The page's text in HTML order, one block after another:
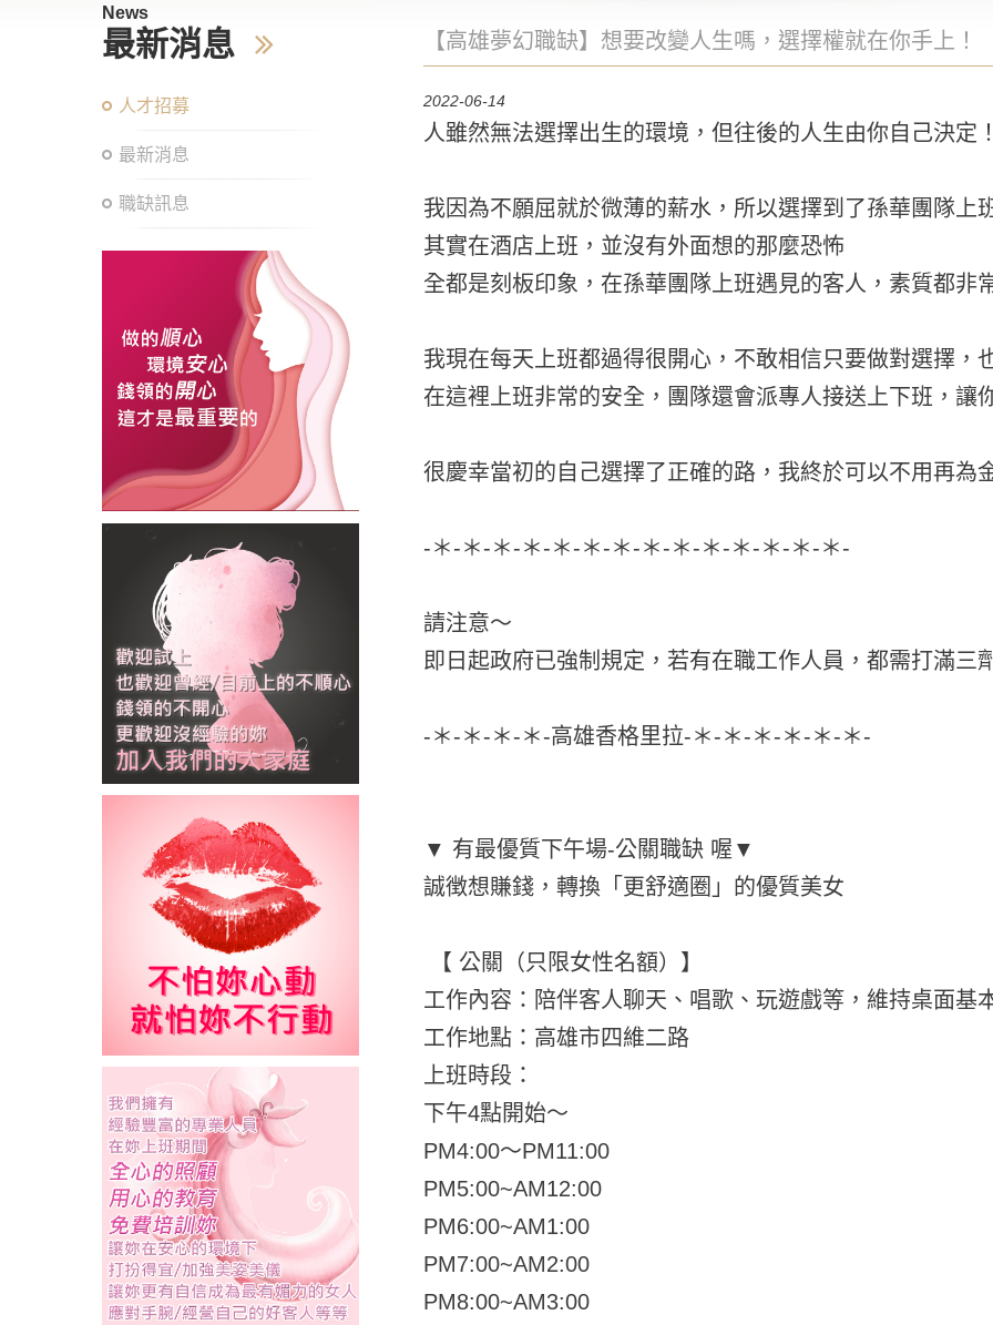
News
最新消息
人才招募
最新消息
職缺訊息
【高雄夢幻職缺】想要改變人生嗎，選擇權就在你手上！
2022-06-14
人雖然無法選擇出生的環境，但往後的人生由你自己決定
我因為不願屈就於微薄的薪水，所以選擇到了孫華團隊上
其實在酒店上班，並沒有外面想的那麼恐怖
全都是刻板印象，在孫華團隊上班遇見的客人，素質都非
我現在每天上班都過得很開心，不敢相信只要做對選擇，
在這裡上班非常的安全，團隊還會派專人接送上下班，讓
很慶幸當初的自己選擇了正確的路，我終於可以不用再為
-＊-＊-＊-＊-＊-＊-＊-＊-＊-＊-＊-＊-＊-＊-
請注意～
即日起政府已強制規定，若有在職工作人員，都需打滿三
-＊-＊-＊-＊-高雄香格里拉-＊-＊-＊-＊-＊-＊-
▼ 有最優質下午場-公關職缺 喔▼
誠徴想賺錢，轉換「更舒適圈」的優質美女
【 公關（只限女性名額）】
工作內容：陪伴客人聊天、唱歌、玩遊戲等，維持桌面基
工作地點：高雄市四維二路
上班時段：
下午4點開始～
PM4:00～PM11:00
PM5:00~AM12:00
PM6:00~AM1:00
PM7:00~AM2:00
PM8:00~AM3:00